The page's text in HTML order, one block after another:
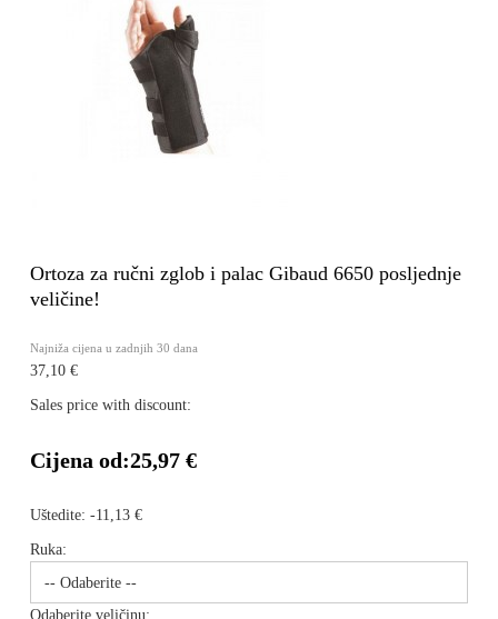
Ortoza za ručni zglob i palac Gibaud 6650 posljednje
veličine!
Najniža cijena u zadnjih 30 dana
37,10 €
Sales price with discount:
Cijena od:25,97 €
Uštedite: -11,13 €
Ruka:
Odaberite veličinu: